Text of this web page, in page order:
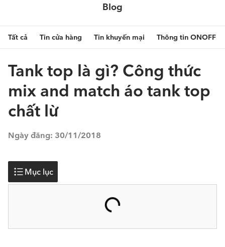
Blog
Tất cả Tin cửa hàng Tin khuyến mại Thông tin ONOFF
Tank top là gì? Công thức
mix and match áo tank top
chất lừ
Ngày đăng: 30/11/2018
Mục lục